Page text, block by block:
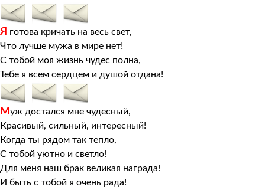
Я готова кричать на весь свет,
Что лучше мужа в мире нет!
С тобой моя жизнь чудес полна,
Тебе я всем сердцем и душой отдана!
Муж достался мне чудесный,
Красивый, сильный, интересный!
Когда ты рядом так тепло,
С тобой уютно и светло!
Для меня наш брак великая награда!
И быть с тобой я очень рада!